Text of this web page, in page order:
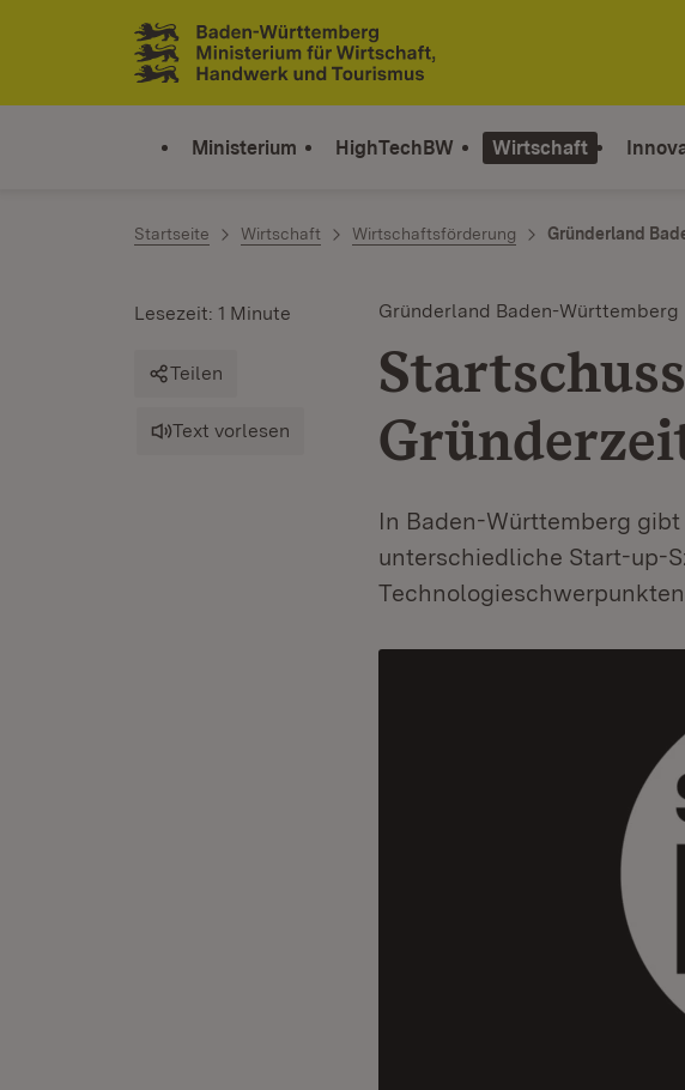
Zum Inhalt springen
Link zur Startseite
Ministerium HighTechBW Wirtschaft
Startseite Wirtschaft Wirtschaftsförderung Gründerland
Gründerland Baden-Württemberg
In Baden-Württemberg
unterschiedliche Start-up-
Lesezeit: 1 Minute
Teilen
Text vorlesen